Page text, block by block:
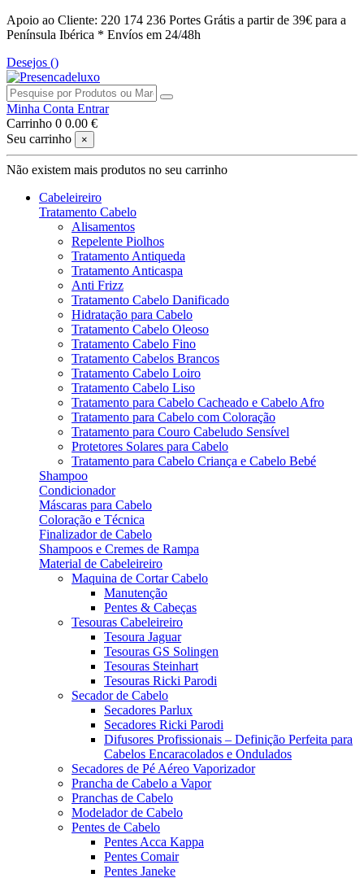
Apoio ao Cliente: 220 174 236 Portes Grátis a partir de 39€ para a
Península Ibérica * Envíos em 24/48h
Desejos ()
Minha Conta Entrar
Carrinho 0 0.00 €
Seu carrinho
×
Não existem mais produtos no seu carrinho
Cabeleireiro
Tratamento Cabelo
Alisamentos
Repelente Piolhos
Tratamento Antiqueda
Tratamento Anticaspa
Anti Frizz
Tratamento Cabelo Danificado
Hidratação para Cabelo
Tratamento Cabelo Oleoso
Tratamento Cabelo Fino
Tratamento Cabelos Brancos
Tratamento Cabelo Loiro
Tratamento Cabelo Liso
Tratamento para Cabelo Cacheado e Cabelo Afro
Tratamento para Cabelo com Coloração
Tratamento para Couro Cabeludo Sensível
Protetores Solares para Cabelo
Tratamento para Cabelo Criança e Cabelo Bebé
Shampoo
Condicionador
Máscaras para Cabelo
Coloração e Técnica
Finalizador de Cabelo
Shampoos e Cremes de Rampa
Material de Cabeleireiro
Maquina de Cortar Cabelo
Manutenção
Pentes & Cabeças
Tesouras Cabeleireiro
Tesoura Jaguar
Tesouras GS Solingen
Tesouras Steinhart
Tesouras Ricki Parodi
Secador de Cabelo
Secadores Parlux
Secadores Ricki Parodi
Difusores Profissionais – Definição Perfeita para
Cabelos Encaracolados e Ondulados
Secadores de Pé Aéreo Vaporizador
Prancha de Cabelo a Vapor
Pranchas de Cabelo
Modelador de Cabelo
Pentes de Cabelo
Pentes Acca Kappa
Pentes Comair
Pentes Janeke